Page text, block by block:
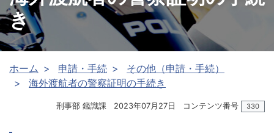
き
ホーム 申請・手続
その他（申請・手続）
海外渡航者の警察証明の手続き
刑事部 鑑識課 2023年07月27日 コンテンツ番号 330